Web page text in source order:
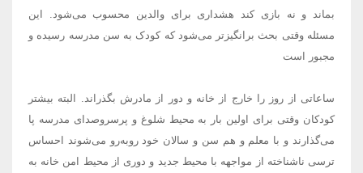
بماند و نه بازی کند هشداری برای والدین محسوب می‌شود. این
مسئله وقتی بحث برانگیزتر می‌شود که کودک به سن مدرسه رسیده و
مجبور است
ساعاتی از روز را خارج از خانه و دور از مادرش بگذراند. البته بیشتر
کودکان وقتی برای اولین بار به محیط شلوغ و پرسروصدای مدرسه پا
می‌گذارند و با معلم و هم سن و سالان خود روبه‌رو می‌شوند احساس
ترسی ناشناخته از مواجهه با محیط جدید و دوری از محیط امن خانه به